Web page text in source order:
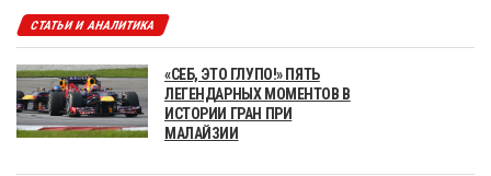
СТАТЬИ И АНАЛИТИКА
«СЕБ, ЭТО ГЛУПО!» ПЯТЬ
ЛЕГЕНДАРНЫХ МОМЕНТОВ В
ИСТОРИИ ГРАН ПРИ
МАЛАЙЗИИ